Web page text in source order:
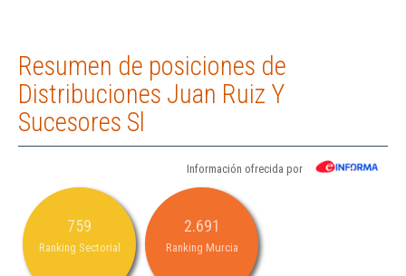
Resumen de posiciones de
Distribuciones Juan Ruiz Y
Sucesores Sl
Información ofrecida por
759
Ranking Sectorial
2.691
Ranking Murcia